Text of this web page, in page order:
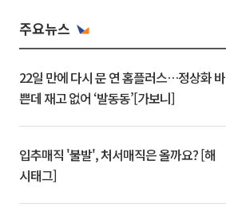
주요뉴스
22일 만에 다시 문 연 홈플러스…정상화 바
쁜데 재고 없어 ‘발동동’[가보니]
입추매직 '불발', 처서매직은 올까요? [해
시태그]